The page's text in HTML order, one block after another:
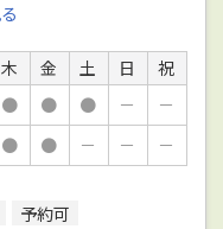
木 金 土 日
祝
● ● ● －
－
● ● － － －
予約可